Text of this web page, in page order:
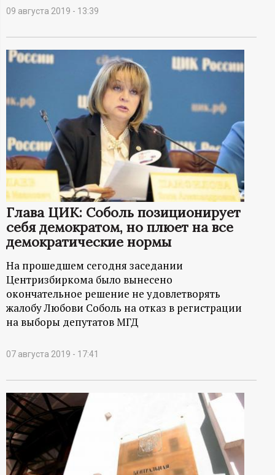
н
ф
р
м
а
ц
и
о
н
н
п
о
р
09 августа 2019 - 13:39
Глава ЦИК: Соболь позиционирует
себя демократом, но плюет на все
демократические нормы
На прошедшем сегодня заседании
Центризбиркома было вынесено
окончательное решение не удовлетворять
жалобу Любови Соболь на отказ в регистрации
на выборы депутатов МГД
07 августа 2019 - 17:41